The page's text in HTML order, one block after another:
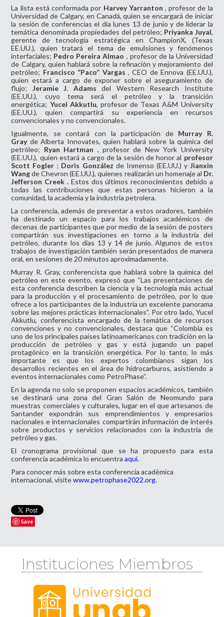
La lista está conformada por Harvey Yarranton , profesor de la
Universidad de Calgary, en Canadá, quien se encargará de iniciar
la sesión de conferencias el día lunes 13 de junio y de liderar la
temática denominada propiedades del petróleo; Priyanka Juyal,
gerente de tecnología estratégica en ChampionX, (Texas
EE.UU.), quien tratará el tema de emulsiones y fenómenos
interfaciales; Pedro Pereira Almao , profesor de la Universidad
de Calgary, quien hablará sobre la refinación y mejoramiento del
petróleo; Francisco “Paco” Vargas , CEO de Ennova (EE.UU.),
quien estará a cargo de exponer sobre el aseguramiento de
flujo; Jeramie J. Adams del Western Research Institute
(EE.UU.), cuyo tema será el petróleo y la transición
energética; Yucel Akkutlu, profesor de Texas A&M University
(EE.UU.), quien compartirá su experiencia en recursos
convencionales y no convencionales.
Igualmente, se contará con la participación de Murray R.
Grayde Alberta Innovates, quien hablará sobre la química del
petróleo; Ryan Hartman , profesor de New York University
(EE.UU.), quien estará a cargo de la sesión de honor al profesor
Scott Fogler ; Doris González de Inmenso (EE.UU.) y Jianxin
Wangde Chevron (EE.UU.), quienes realizarán un homenaje al Dr.
Jefferson Creek . Estos dos últimos reconocimientos debido a
todas las contribuciones que estas personas hicieron a la
comunidad, la academia y la industria petrolera.
La conferencia, además de presentar a estos oradores, también
ha destinado un espacio para los trabajos académicos de
decenas de participantes que por medio de la sesión de posters
compartirán sus investigaciones en torno a la industria del
petróleo, durante los días 13 y 14 de junio. Algunos de estos
trabajos de investigación también serán presentados de manera
oral, en sesiones de 20 minutos aproximadamente.
Murray R. Gray, conferencista que hablará sobre la química del
petróleo en este evento, expresó que “Las presentaciones de
esta conferencia describen la ciencia y la tecnología más actual
para la producción y el procesamiento de petróleo, por lo que
ofrece a los participantes de la industria un excelente panorama
sobre las mejores prácticas internacionales”. Por otro lado, Yucel
Akkutlu, conferencista encargado de la temática de recursos
convenciones y no convencionales, destaca que “Colombia es
uno de los principales países latinoamericanos con tradición en la
producción de petróleo y gas y está jugando un papel
protagónico en la transición energética. Por lo tanto, lo más
importante es que los expertos colombianos sigan los
desarrollos recientes en el área de hidrocarburos, asistiendo a
eventos internacionales como PetroPhase”.
En la agenda no solo se proponen espacios académicos, también
se destinará una zona del Gran Salón de Neomundo para
muestras comerciales y culturales, lugar en el que artesanos de
Santander expondrán sus emprendimientos y empresarios
nacionales e internacionales compartirán información de interés
sobre productos y servicios relacionados con la industria de
petróleo y gas.
El cronograma provisional que se ha propuesto para esta
conferencia académica lo encuentra aquí.
Para conocer más sobre esta conferencia académica
internacional, visitewww.petrophase2022.org.
Save
Instituciones Miembros